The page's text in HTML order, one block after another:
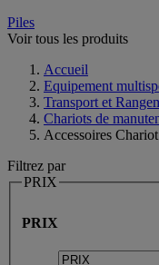
Piles
Voir tous les produits
Accueil
Equipement
Transport et
Chariots de
Accessoires Chariot
Filtrez par
PRIX
PRIX